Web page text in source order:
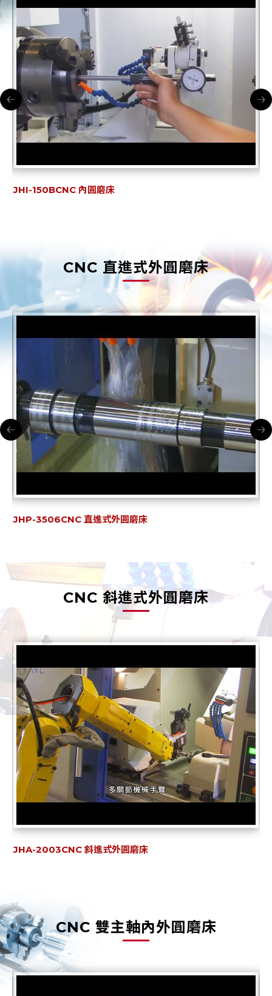
JHI-150CNC 內圓磨床自動化解決方案
CNC 直進式外圓磨床
內圓+直進式磨床自動化解決方案
CNC 斜進式外圓磨床
JHA-2003CNC 斜進式外圓磨床
CNC 雙主軸內外圓磨床